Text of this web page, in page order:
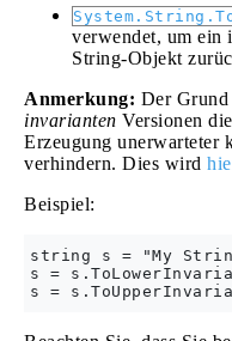
verwendet, um ein
String-Objekt
Anmerkung: Der
invarianten Versionen
Erzeugung unerwarteter
verhindern. Dies wird
Beispiel:
string s = "My
s =